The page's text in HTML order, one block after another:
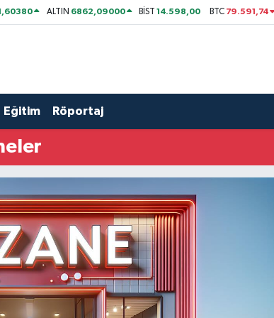
ALTIN 6862,09000 BİST14.598,00 BTC 79.591,74
Eğitim Röportaj